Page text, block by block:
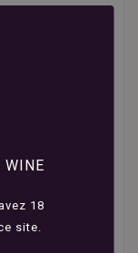
WINE
18
site.